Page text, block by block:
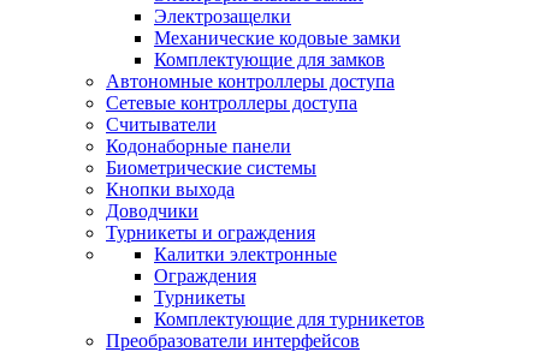
Электрозащелки
Механические кодовые замки
Комплектующие для замков
Автономные контроллеры доступа
Сетевые контроллеры доступа
Считыватели
Кодонаборные панели
Биометрические системы
Кнопки выхода
Доводчики
Турникеты и ограждения
Калитки электронные
Ограждения
Турникеты
Комплектующие для турникетов
Преобразователи интерфейсов